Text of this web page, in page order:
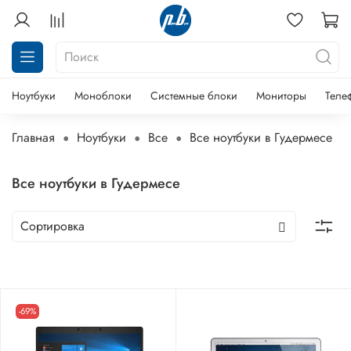
Ноутбуки Моноблоки Системные блоки Мониторы
Главная Ноутбуки Все Все ноутбуки в Гудермесе
Все ноутбуки в Гудермесе
-69%